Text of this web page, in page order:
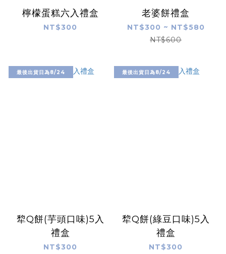
檸檬蛋糕六入禮盒
NT$300
老婆餅禮盒
NT$300 ~ NT$580
NT$600
最後出貨日為8/24
犂Q餅(芋頭口味)5入
禮盒
NT$300
最後出貨日為8/24
犂Q餅(綠豆口味)5入
禮盒
NT$300